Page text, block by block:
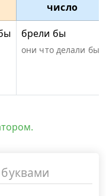
число
брели бы
они что делали бы?